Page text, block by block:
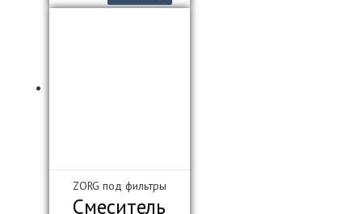
ZORG под фильтры
Смеситель